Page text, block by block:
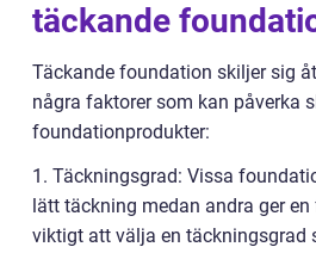
täckande
Täckande foundation skiljer sig
några faktorer som kan påverka
foundationprodukter:
1. Täckningsgrad: Vissa
lätt täckning medan andra ger
viktigt att välja en täckningsgrad